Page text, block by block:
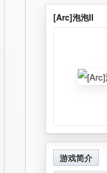
[Arc]泡泡II
游戏简介